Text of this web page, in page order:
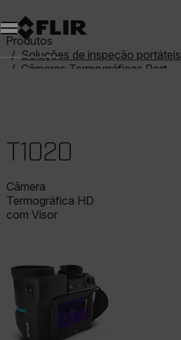
Produtos
Soluções de inspeção portáteis
Câmeras Termográficas Portáteis
T1020
Câmera
Termográfica HD
com Visor